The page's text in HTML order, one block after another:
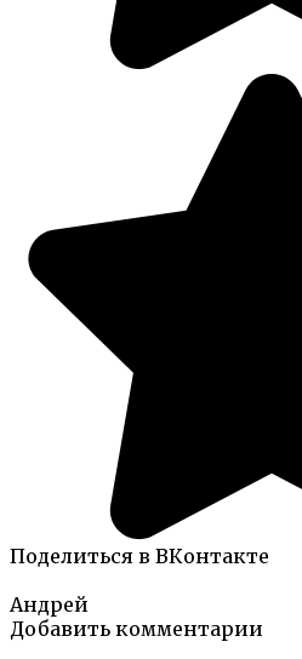
Поделиться в ВКонтакте
Андрей
Добавить комментарии